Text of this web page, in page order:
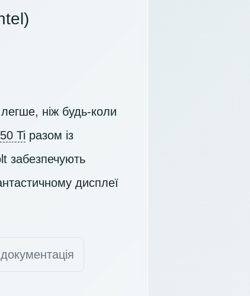
ніж будь-коли
Ti разом із
забезпечують
дисплеї